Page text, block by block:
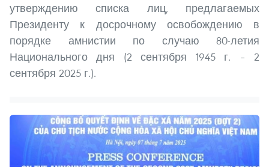
утверждению списка лиц, предлагаемых
Президенту к досрочному освобождению в
порядке амнистии по случаю 80-летия
Национального дня (2 сентября 1945 г. – 2
сентября 2025 г.).